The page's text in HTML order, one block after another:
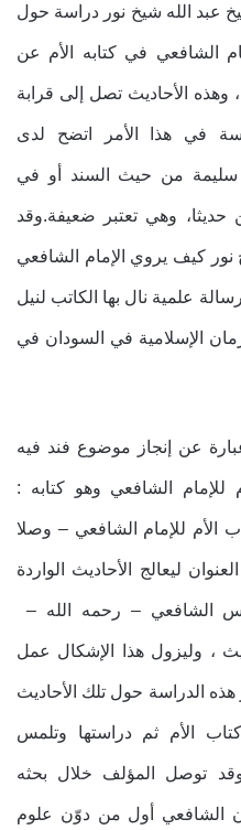
عبد الله شيخ نور دراسة حول
الشافعي في كتابه الأم عن
الأحاديث تصل إلى قرابة
في هذا الأمر اتضح لدى
سليمة من حيث السند أو في
حديثا، وهي تعتبر ضعيفة.وقد
كيف يروي الإمام الشافعي
علمية نال بها الكاتب لنيل
الإسلامية في السودان في
عن إنجاز موضوع فند فيه
للإمام الشافعي وهو كتابه :
الأم للإمام الشافعي – وصلا
ليعالج الأحاديث الواردة
الشافعي – رحمه الله –
، وليزول هذا الإشكال عمل
هذه الدراسة حول تلك الأحاديث
الأم ثم دراستها وتلمس
توصل المؤلف خلال بحثه
الشافعي أول من دوّن علوم